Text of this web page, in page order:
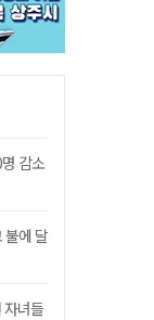
감소
불에 달
녀들